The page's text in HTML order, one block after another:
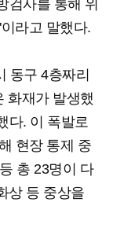
검사를 통해 위
라고 말했다.
동구 4층짜리
화재가 발생했
다. 이 폭발로
현장 통제 중
총 23명이 다
상 등 중상을